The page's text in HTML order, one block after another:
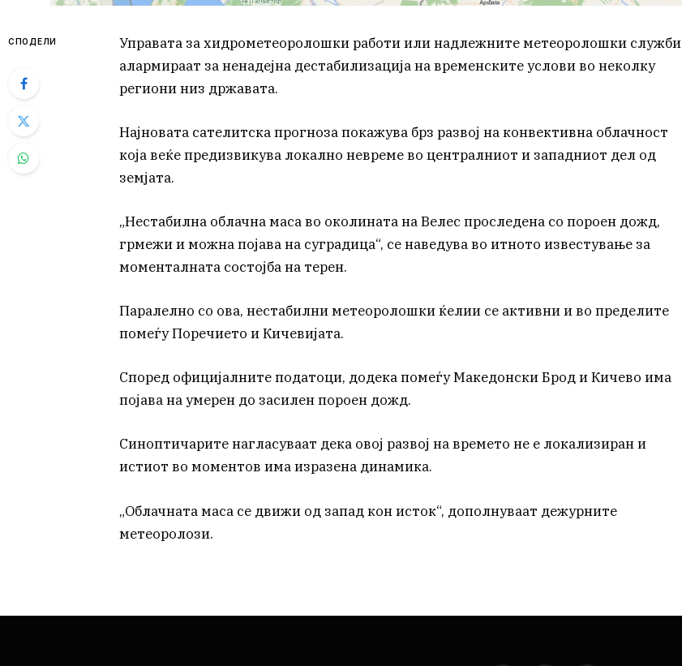
СПОДЕЛИ
Управата за хидрометеоролошки работи или надлежните метеоролошки служби
алармираат за ненадејна дестабилизација на временските услови во неколку
региони низ државата.
Најновата сателитска прогноза покажува брз развој на конвективна облачност
која веќе предизвикува локално невреме во централниот и западниот дел од
земјата.
„Нестабилна облачна маса во околината на Велес проследена со пороен дожд,
грмежи и можна појава на суградица“, се наведува во итното известување за
моменталната состојба на терен.
Паралелно со ова, нестабилни метеоролошки ќелии се активни и во пределите
помеѓу Поречието и Кичевијата.
Според официјалните податоци, додека помеѓу Македонски Брод и Кичево има
појава на умерен до засилен пороен дожд.
Синоптичарите нагласуваат дека овој развој на времето не е локализиран и
истиот во моментов има изразена динамика.
„Облачната маса се движи од запад кон исток“, дополнуваат дежурните
метеоролози.